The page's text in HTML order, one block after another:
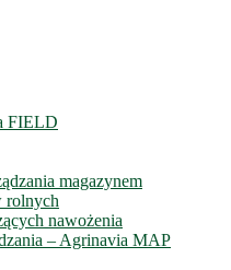
FIELD
magazynem
rolnych
nawożenia
– Agrinavia MAP